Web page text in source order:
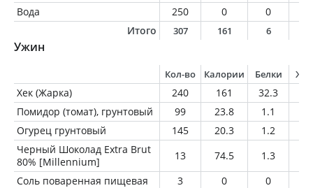
Вода
250 0 0
Итого
307 161 6
Ужин
Кол-во Калории Белки
Хек (Жарка) 240 161 32.3
Помидор (томат), грунтовый
99 23.8 1.1
Огурец грунтовый
145 20.3 1.2
Черный Шоколад Extra Brut
80% [Millennium]
13 74.5 1.3
Соль поваренная пищевая
3 0 0